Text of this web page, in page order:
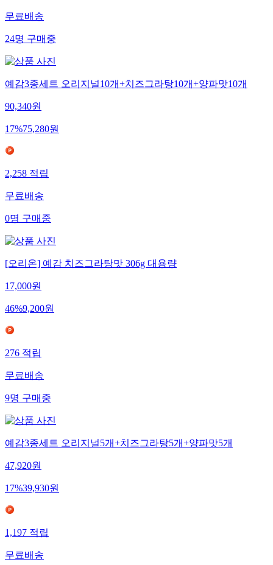
무료배송
24명 구매중
예감3종세트 오리지널10개+치즈그라탕10개+양파맛10개
90,340원
17%75,280원
2,258 적립
무료배송
0명 구매중
[오리온] 예감 치즈그라탕맛 306g 대용량
17,000원
46%9,200원
276 적립
무료배송
9명 구매중
예감3종세트 오리지널5개+치즈그라탕5개+양파맛5개
47,920원
17%39,930원
1,197 적립
무료배송